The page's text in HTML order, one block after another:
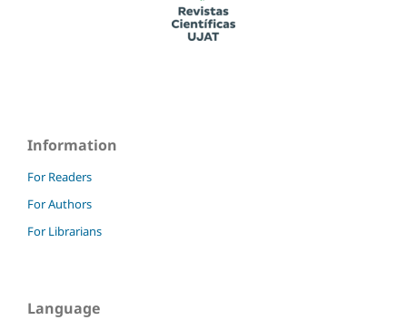
Information
For Readers
For Authors
For Librarians
Language